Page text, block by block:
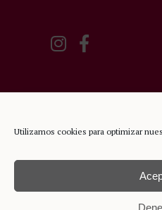
Utilizamos cookies para optimizar